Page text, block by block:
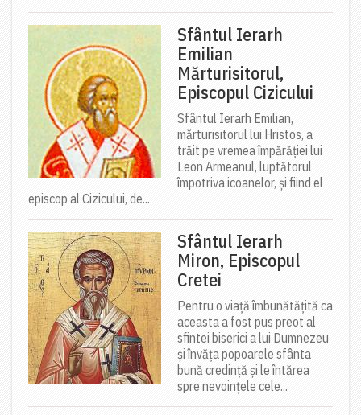
Sfântul Ierarh
Emilian
Mărturisitorul,
Episcopul Cizicului
Sfântul Ierarh Emilian,
mărturisitorul lui Hristos, a
trăit pe vremea împărăției lui
Leon Armeanul, luptătorul
împotriva icoanelor, și fiind el
episcop al Cizicului, de...
Sfântul Ierarh
Miron, Episcopul
Cretei
Pentru o viață îmbunătățită ca
aceasta a fost pus preot al
sfintei biserici a lui Dumnezeu
și învăța popoarele sfânta
bună credință și le întărea
spre nevoințele cele...